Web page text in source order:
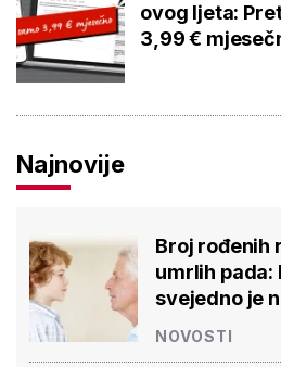
ovog ljeta:
3,99 €
Najnovije
Broj rođenih
umrlih
svejedno je
NOVOSTI